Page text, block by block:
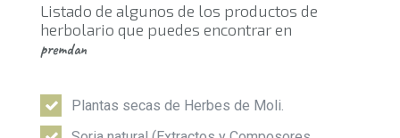
Listado de algunos de los productos de
herbolario que puedes encontrar en
premdan
Plantas secas de Herbes de Moli.